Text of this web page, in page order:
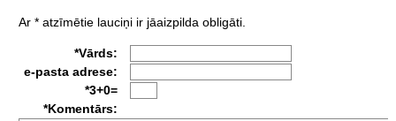
Ar * atzīmētie lauciņi ir jāaizpilda obligāti.
*Vārds:
e-pasta adrese:
*3+0=
*Komentārs: